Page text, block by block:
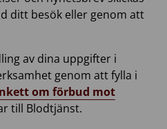
ditt besök eller genom att
av dina uppgifter i
genom att fylla i
om förbud mot
till Blodtjänst.